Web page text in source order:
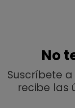
No
Suscríbete
recibe las